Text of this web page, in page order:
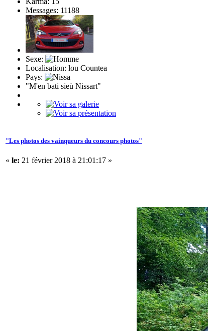
Messages: 11188
Sexe:
Localisation: lou Countea
Pays:
"M'en bati sieù Nissart"
"Les photos des vainqueurs du concours photos"
« le: 21 février 2018 à 21:01:17 »